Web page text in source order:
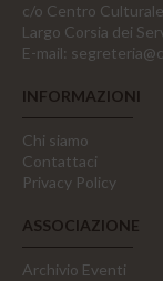
c/o Centro
Largo Corsia dei
E-mail:
INFORMAZIONI
Chi siamo
Contattaci
Privacy Policy
ASSOCIAZIONE
Archivio Eventi